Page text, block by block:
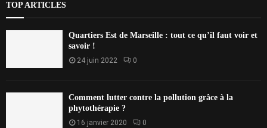
TOP ARTICLES
Quartiers Est de Marseille : tout ce qu’il faut voir et
savoir !
24 juin 2022 0
Comment lutter contre la pollution grâce à la
phytothérapie ?
16 janvier 2020 0